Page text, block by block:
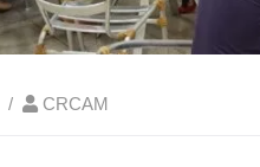
CRCAM